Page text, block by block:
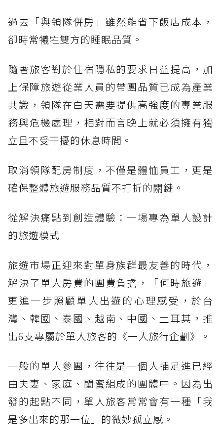
過去「與領隊併房」雖然能省下飯店成本，
卻時常犧牲雙方的睡眠品質。
隨著旅客對於住宿隱私的要求日益提高，加
上保障旅遊從業人員的帶團品質已成為產業
共識，領隊在白天需要提供高強度的專業服
務與危機處理，相對而言晚上就必須擁有獨
立且不受干擾的休息時間。
取消領隊配房制度，不僅是體恤員工，更是
確保整體旅遊服務品質不打折的關鍵。
從解決痛點到創造體驗：一場專為單人設計
的旅遊模式
旅遊市場正迎來對單身族群最友善的時代，
解決了單人房費的團費負擔，「何時旅遊」
更進一步照顧單人出遊的心理感受，於台
灣、韓國、泰國、越南、中國、土耳其，推
出6支專屬於單人旅客的《一人旅行企劃》。
一般的單人參團，往往是一個人插足進已經
由夫妻、家庭、閨蜜組成的團體中。因為出
發的起點不同，單人旅客常常會有一種「我
是多出來的那一位」的微妙孤立感。